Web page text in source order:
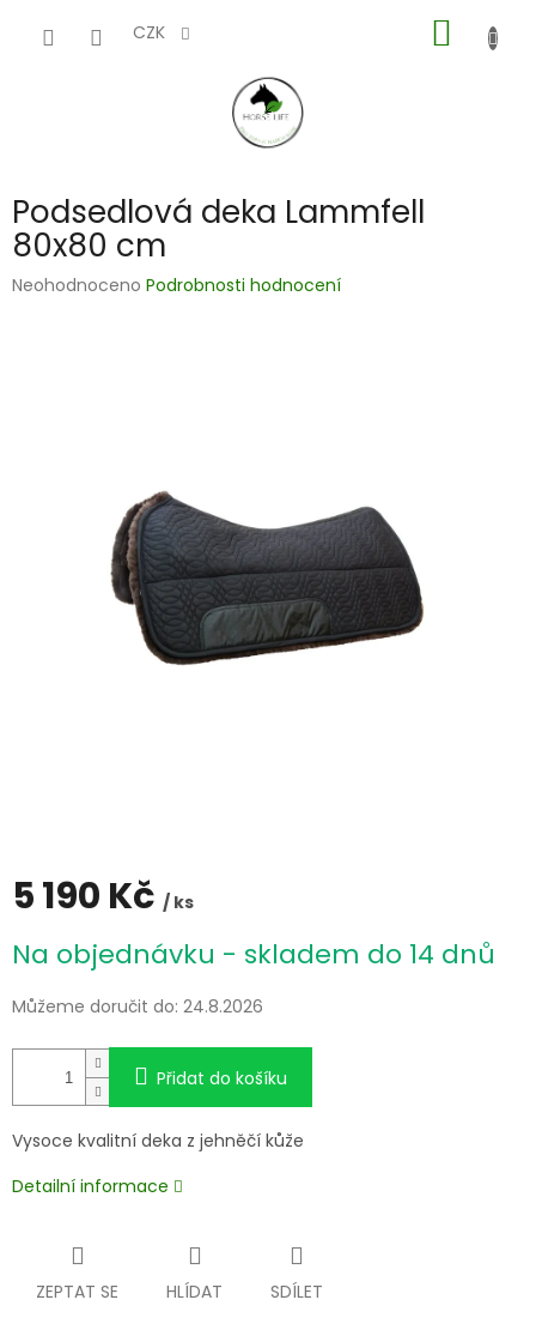
CZK
KOŠÍK
Podsedlová deka Lammfell
80x80 cm
Průměrné
Neohodnoceno Podrobnosti hodnocení
5 190 Kč / ks
cena:
Na objednávku - skladem do 14 dnů
Můžeme doručit do: 24.8.2026
Přidat do košíku
Vysoce kvalitní deka z jehněčí kůže
Detailní informace
ZEPTAT SE HLÍDAT SDÍLET